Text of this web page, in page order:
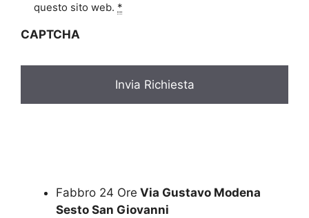
a
y
questo sito web. *
CAPTCHA
Fabbro 24 Ore Via Gustavo Modena
Sesto San Giovanni